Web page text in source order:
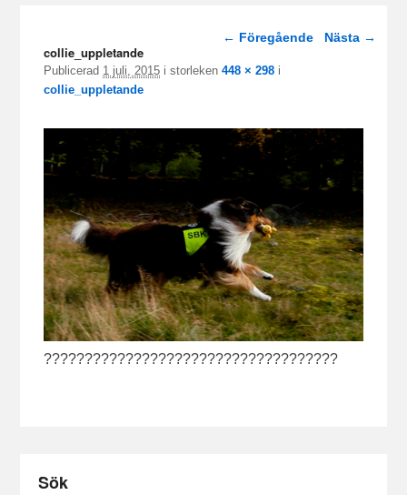
Bildnavigering
← Föregående Nästa →
collie_uppletande
Publicerad 1 juli, 2015 i storleken448 × 298 i
collie_uppletande
????????????????????????????????????
Sök